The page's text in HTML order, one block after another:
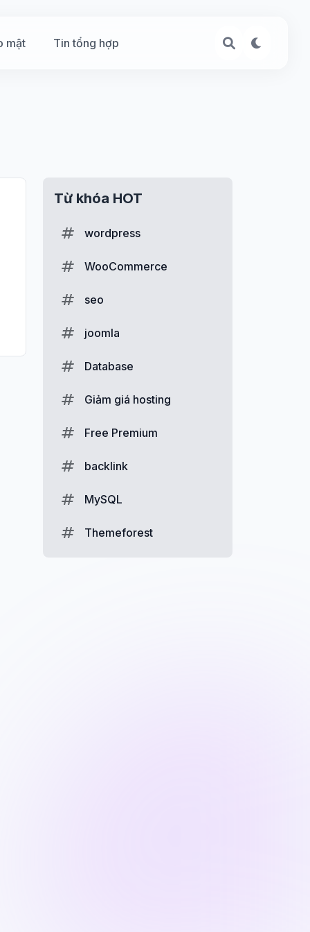
mật Tin tổng hợp
Từ khóa HOT
wordpress
WooCommerce
seo
joomla
Database
Giảm giá hosting
Free Premium
backlink
MySQL
Themeforest